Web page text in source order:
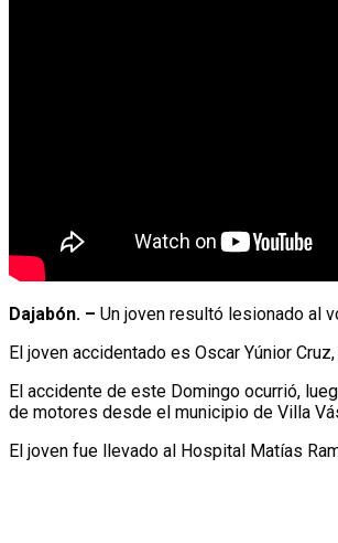
Dajabón. – Un joven resultó lesionado al
El joven accidentado es Oscar Yúnior
El accidente de este Domingo ocurrió,
de motores desde el municipio de Villa
El joven fue llevado al Hospital Matías